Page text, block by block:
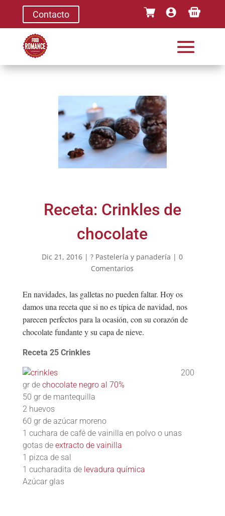
Contacto
Receta: Crinkles de
chocolate
Dic 21, 2016 |? Pastelería y panadería |0
Comentarios
En navidades, las galletas no pueden faltar. Hoy os
damos una receta que si no es típica de navidad, nos
parecen perfectos para la ocasión, con su corazón de
chocolate fundante y su capa de nieve.
Receta 25 Crinkles
200
gr de chocolate negro al 70%
50 gr de mantequilla
2 huevos
60 gr de azúcar moreno
1 cuchara de café de vainilla en polvo o unas
gotas de extracto de vainilla
1 pizca de sal
1 cucharadita de levadura química
Azúcar glas